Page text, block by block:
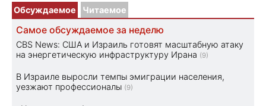
Обсуждаемое Читаемое
Самое обсуждаемое за неделю
CBS News: США и Израиль готовят масштабную атаку
на энергетическую инфраструктуру Ирана (9)
В Израиле выросли темпы эмиграции населения,
уезжают профессионалы (9)